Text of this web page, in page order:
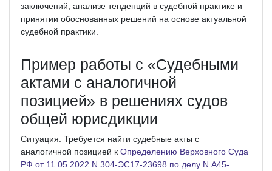
заключений, анализе тенденций в судебной практике и
принятии обоснованных решений на основе актуальной
судебной практики.
Пример работы с «Судебными
актами с аналогичной
позицией» в решениях судов
общей юрисдикции
Ситуация: Требуется найти судебные акты с
аналогичной позицией к Определению Верховного Суда
РФ от 11.05.2022 N 304-ЭС17-23698 по делу N А45-